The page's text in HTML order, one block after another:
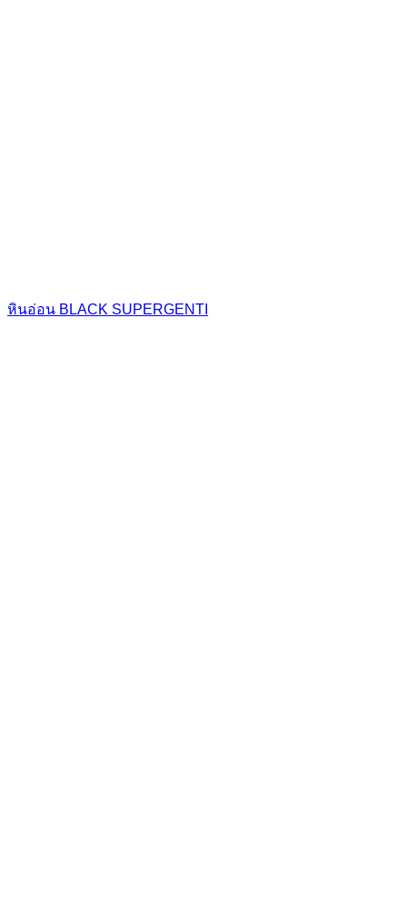
หินอ่อน BLACK SUPERGENTI